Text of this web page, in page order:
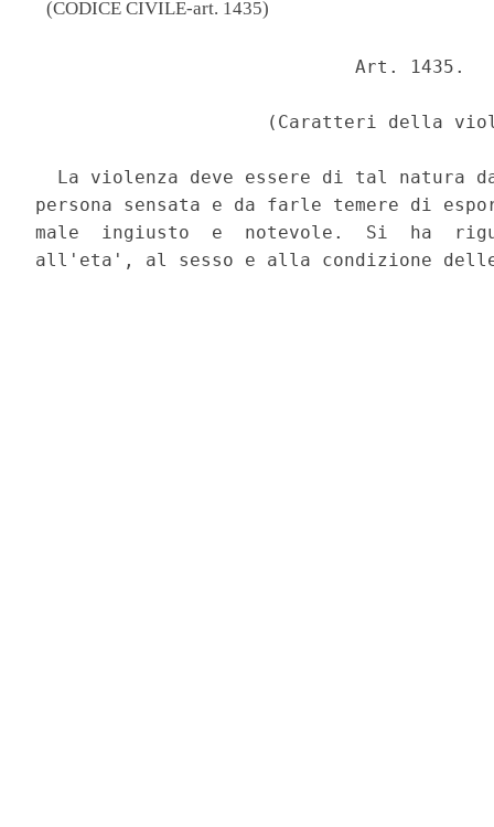
(CODICE CIVILE-art. 1435)
                             Art. 1435.
(Caratteri della
La violenza deve essere di tal natura
persona sensata e da farle temere di
male  ingiusto  e  notevole.  Si  ha
all'eta', al sesso e alla condizione